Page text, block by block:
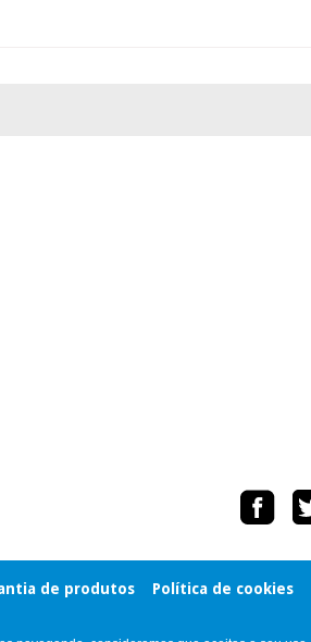
de produtos Política de cookies